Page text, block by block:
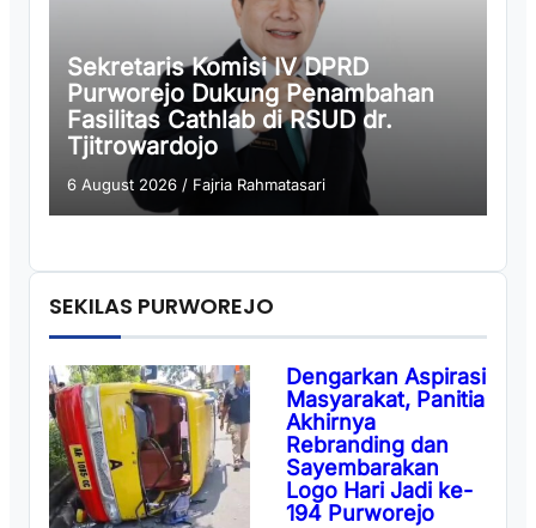
Sekretaris Komisi IV DPRD
Purworejo Dukung Penambahan
Fasilitas Cathlab di RSUD dr.
Tjitrowardojo
6 August 2026 / Fajria Rahmatasari
SEKILAS PURWOREJO
Dengarkan Aspirasi
Masyarakat, Panitia
Akhirnya
Rebranding dan
Sayembarakan
Logo Hari Jadi ke-
194 Purworejo